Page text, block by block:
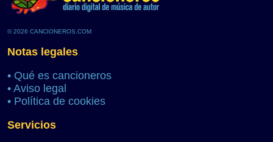
© 2026 CANCIONEROS.COM
Notas legales
• Qué es cancioneros
• Aviso legal
• Política de cookies
Servicios